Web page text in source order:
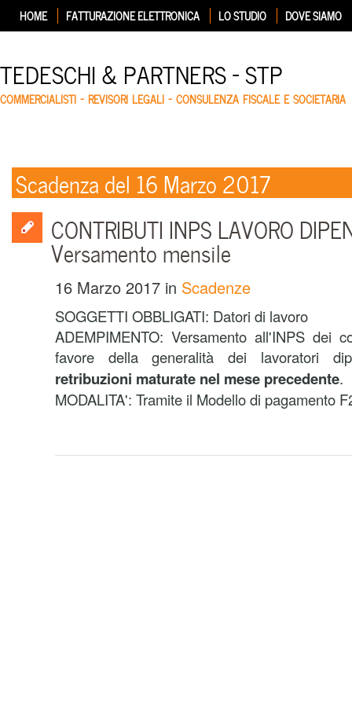
HOME FATTURAZIONE ELETTRONICA LO STUDIO DOVE SIAMO
TEDESCHI & PARTNERS – STP
COMMERCIALISTI – REVISORI LEGALI – CONSULENZA FISCALE E SOCIETARIA
Scadenza del 16 Marzo 2017
CONTRIBUTI INPS LAVORO
Versamento mensile
16 Marzo 2017 in Scadenze
SOGGETTI OBBLIGATI: Datori di lavoro
ADEMPIMENTO: Versamento all'INPS dei
favore della generalità dei lavoratori
retribuzioni maturate nel mese precedente.
MODALITA': Tramite il Modello di pagamento